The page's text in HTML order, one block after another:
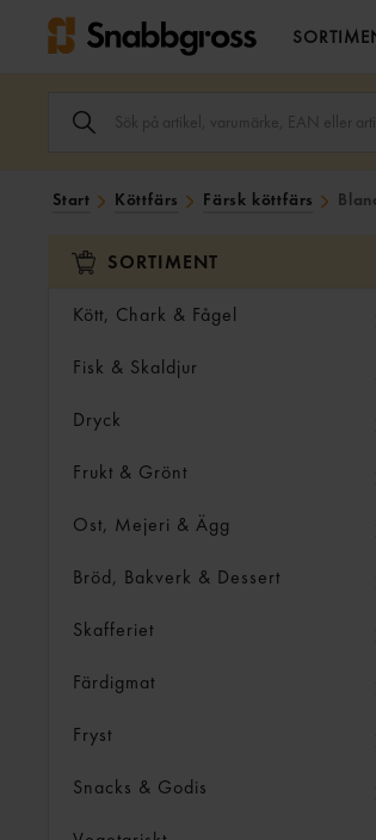
ARTIKEL,
ARTIKELNUMMER
SÖK
FÄLTET.
Start Köttfärs Färsk köttfärs
SORTIMENT
Kött, Chark & Fågel
Fisk & Skaldjur
Dryck
Frukt & Grönt
Ost, Mejeri & Ägg
Bröd, Bakverk & Dessert
Skafferiet
Färdigmat
Fryst
Snacks & Godis